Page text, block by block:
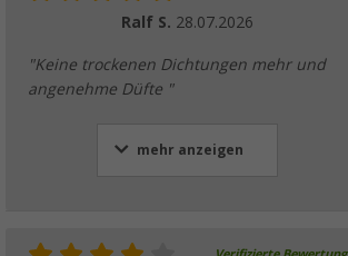
Ralf S. 28.07.2026
"Keine trockenen Dichtungen mehr und
angenehme Düfte "
mehr anzeigen